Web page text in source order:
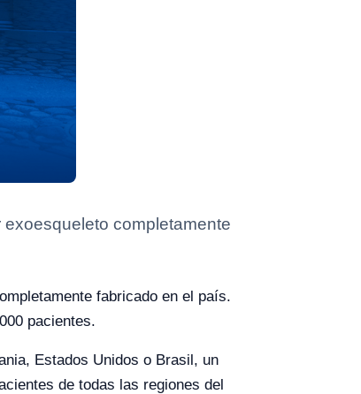
completamente
fabricado en el país.
pacientes.
Estados Unidos o Brasil, un
de todas las regiones del